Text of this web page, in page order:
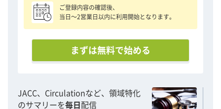
ご登録内容の確認後、
当日〜2営業日以内に利用開始となります。
まずは無料で始める
JACC、Circulationなど、領域特化
のサマリーを毎日 配信